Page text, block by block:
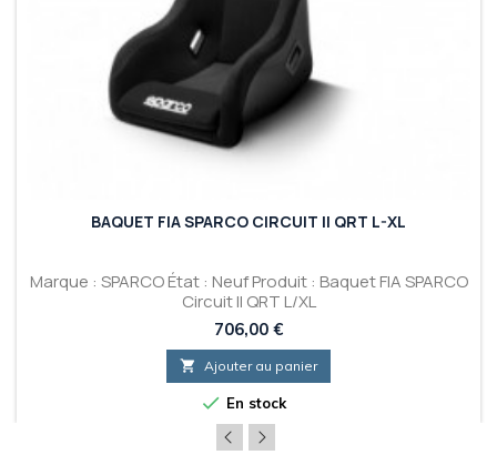
BAQUET FIA SPARCO CIRCUIT II QRT L-XL
Marque : SPARCO État : Neuf Produit : Baquet FIA SPARCO
Circuit II QRT L/XL
Prix
706,00 €
 Ajouter au panier
 En stock